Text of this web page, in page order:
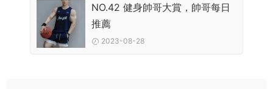
NO.42 健身帥哥大賞，帥哥每日
推薦
2023-08-28